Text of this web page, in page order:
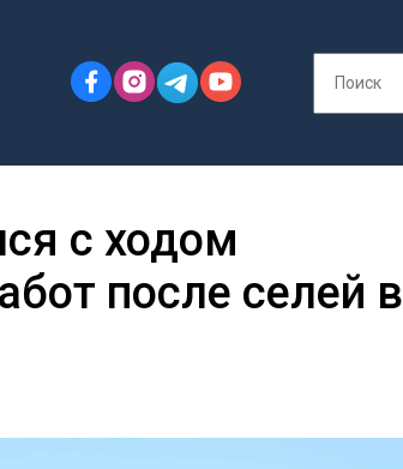
с ходом
после селей в